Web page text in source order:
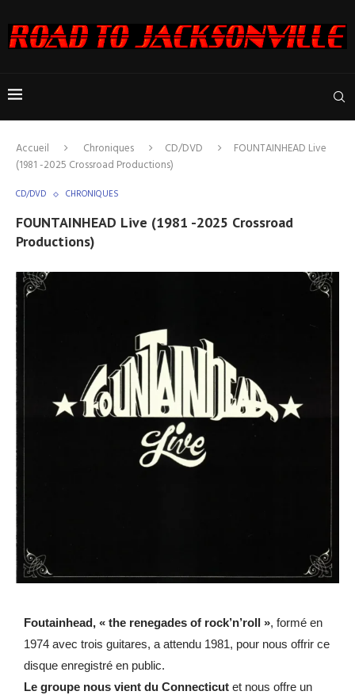
Accueil Chroniques CD/DVD
FOUNTAINHEAD Live
(1981 -2025 Crossroad Productions)
CD/DVD CHRONIQUES
FOUNTAINHEAD Live (1981 -2025 Crossroad
Productions)
Foutainhead, « the renegades of rock’n’roll », formé en
1974 avec trois guitares, a attendu 1981, pour nous offrir ce
disque enregistré en public.
Le groupe nous vient du Connecticut et nous offre un